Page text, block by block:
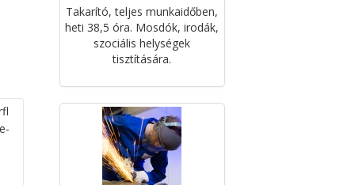
Takarító, teljes munkaidőben,
heti 38,5 óra. Mosdók, irodák,
szociális helységek
tisztítására.